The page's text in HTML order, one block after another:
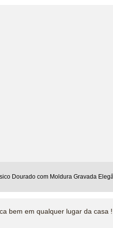
Dourado com Moldura Gravada
bem em qualquer lugar da casa !